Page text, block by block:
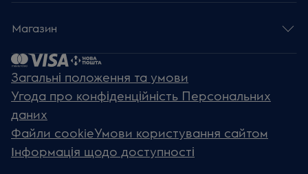
Магазин
Загальні положення та умови
Угода про конфіденційність Персональних
даних
Файли cookieУмови користування сайтом
Інформація щодо доступності